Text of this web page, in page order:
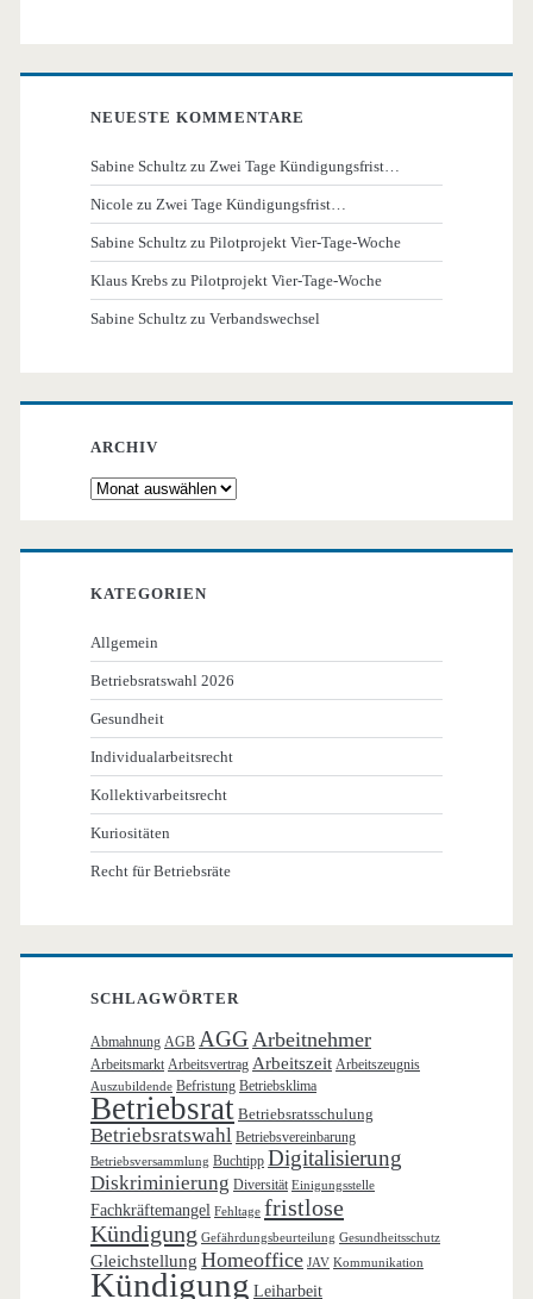
NEUESTE KOMMENTARE
Sabine Schultz zu Zwei Tage Kündigungsfrist…
Nicole zu Zwei Tage Kündigungsfrist…
Sabine Schultz zuPilotprojekt Vier-Tage-Woche
Klaus Krebs zuPilotprojekt Vier-Tage-Woche
Sabine Schultz zuVerbandswechsel
ARCHIV
Archiv
KATEGORIEN
Allgemein
Betriebsratswahl 2026
Gesundheit
Individualarbeitsrecht
Kollektivarbeitsrecht
Kuriositäten
Recht für Betriebsräte
SCHLAGWÖRTER
Abmahnung AGB AGG Arbeitnehmer
Arbeitsmarkt Arbeitsvertrag Arbeitszeit Arbeitszeugnis
Auszubildende Befristung Betriebsklima
Betriebsrat Betriebsratsschulung
Betriebsratswahl Betriebsvereinbarung
Betriebsversammlung Buchtipp Digitalisierung
Diskriminierung Diversität Einigungsstelle
Fachkräftemangel Fehltage fristlose
Kündigung Gefährdungsbeurteilung Gesundheitsschutz
Gleichstellung Homeoffice JAV Kommunikation
Kündigung Leiharbeit